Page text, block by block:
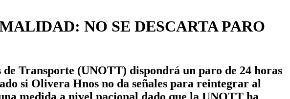
NO SE DESCARTA PARO
Transporte (UNOTT) dispondrá un paro de 24 horas
si Olivera Hnos no da señales para reintegrar al